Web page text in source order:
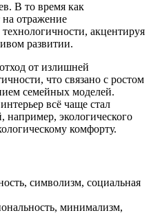
В то время как
отражение
акцентируя
развитии.
от излишней
что связано с ростом
семейных моделей.
всё чаще стал
экологического
комфорту.
символизм, социальная
минимализм,